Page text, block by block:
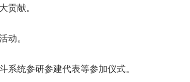
献。
。
统参研参建代表等参加仪式。